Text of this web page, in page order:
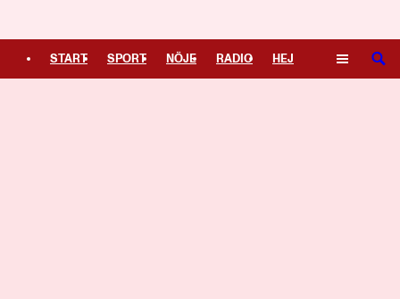
START SPORT NÖJE RADIO HEJ SÖK